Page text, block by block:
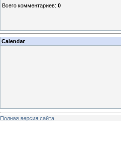
Всего комментариев: 0
Calendar
Полная версия сайта